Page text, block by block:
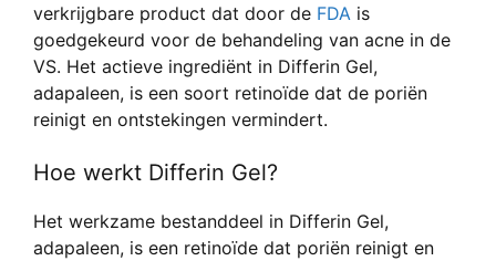
verkrijgbare product dat door de FDA is
goedgekeurd voor de behandeling van acne in de
VS. Het actieve ingrediënt in Differin Gel,
adapaleen, is een soort retinoïde dat de poriën
reinigt en ontstekingen vermindert.
Hoe werkt Differin Gel?
Het werkzame bestanddeel in Differin Gel,
adapaleen, is een retinoïde dat poriën reinigt en